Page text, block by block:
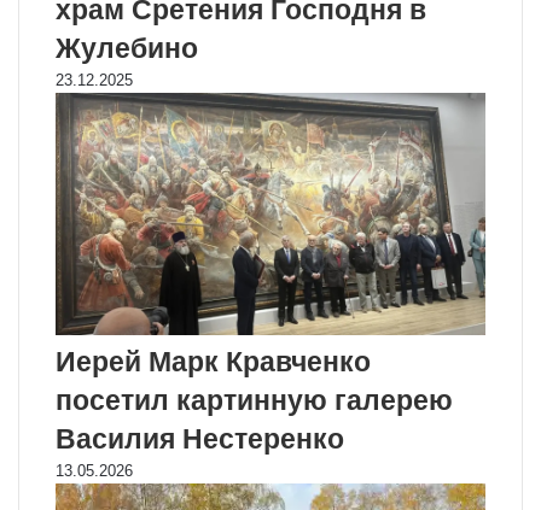
храм Сретения Господня в
Жулебино
23.12.2025
Иерей Марк Кравченко
посетил картинную галерею
Василия Нестеренко
13.05.2026